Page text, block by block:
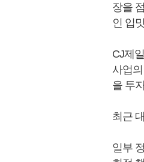
장을
인 입
CJ제
사업
을 투
최근
일부